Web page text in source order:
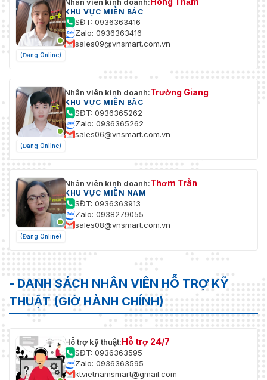
(Đang Online)
KHU VỰC MIỀN BẮC
SĐT: 0936363416
Zalo: 0936363416
sales09@vnsmart.com.vn
(Đang Online)
Nhân viên kinh doanh:Trường Giang
KHU VỰC MIỀN BẮC
SĐT: 0936365262
Zalo: 0936365262
sales06@vnsmart.com.vn
(Đang Online)
Nhân viên kinh doanh:Thơm Trần
KHU VỰC MIỀN NAM
SĐT: 0936363913
Zalo: 0938279055
sales08@vnsmart.com.vn
- DANH SÁCH NHÂN VIÊN HỖ TRỢ KỸ
THUẬT (GIỜ HÀNH CHÍNH)
Hỗ trợ kỹ thuật:Hỗ trợ 24/7
SĐT: 0936363595
Zalo: 0936363595
ktvietnamsmart@gmail.com